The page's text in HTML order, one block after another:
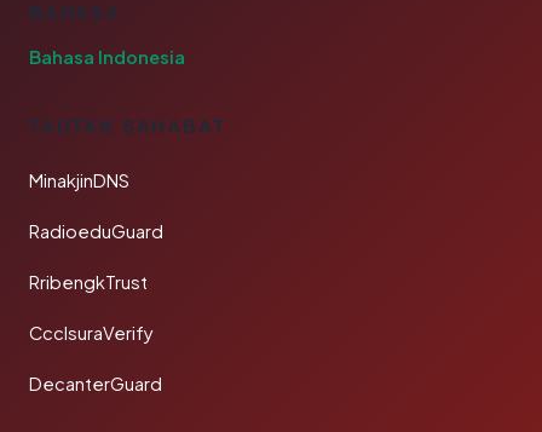
BAHASA
Bahasa Indonesia
TAUTAN SAHABAT
MinakjinDNS
RadioeduGuard
RribengkTrust
CcclsuraVerify
DecanterGuard